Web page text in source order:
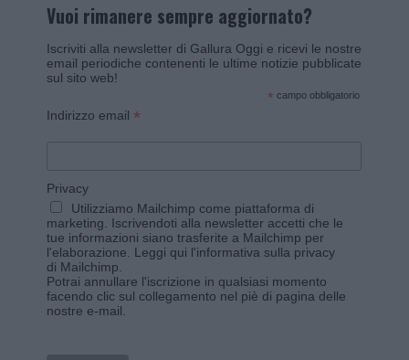
Vuoi rimanere sempre aggiornato?
Iscriviti alla newsletter di Gallura Oggi e ricevi le nostre
email periodiche contenenti le ultime notizie pubblicate
sul sito web!
* campo obbligatorio
Indirizzo email *
Privacy
Utilizziamo Mailchimp come piattaforma di
marketing. Iscrivendoti alla newsletter accetti che le
tue informazioni siano trasferite a Mailchimp per
l'elaborazione. Leggi qui l'informativa sulla privacy
di Mailchimp
Potrai annullare l'iscrizione in qualsiasi momento
facendo clic sul collegamento nel piè di pagina delle
nostre e-mail.